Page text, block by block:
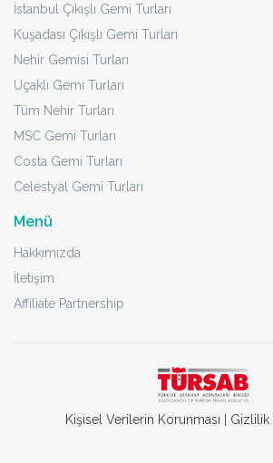
İstanbul Çıkışlı Gemi Turları
Kuşadası Çıkışlı Gemi Turları
Nehir Gemisi Turları
Uçaklı Gemi Turları
Tüm Nehir Turları
MSC Gemi Turları
Costa Gemi Turları
Celestyal Gemi Turları
Menü
Hakkımızda
İletişim
Affiliate Partnership
Kişisel Verilerin Korunması Gizlilik